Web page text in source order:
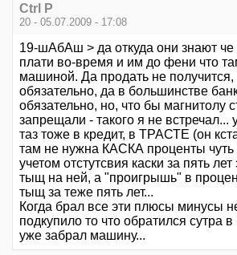
Ctrl P
20 - 05.07.2009 - 17:08
19-шАбАш > да откуда они знают че
плати во-время и им до фени что
машиной. Да продать не получится,
обязательно, да в большинстве
обязательно, но, что бы магнитолу
запрещали - такого я не встречал...
таз тоже в кредит, в ТРАСТЕ (он
там не нужна КАСКА проценты
учетом отстутсвия каски за пять
тыщ на ней, а "проигрышь" в
тыщ за теже пять лет...
Когда брал все эти плюсы минусы
подкупило то что обратился сутра
уже забрал машину...